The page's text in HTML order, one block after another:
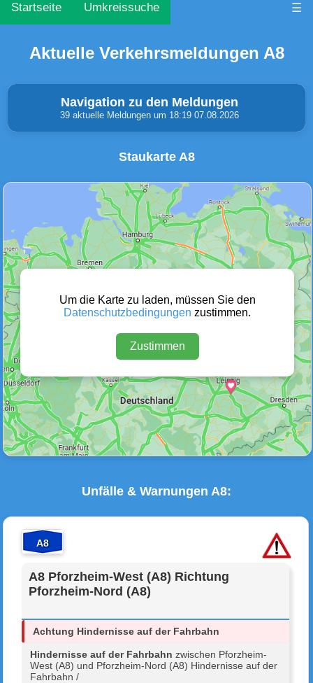
Startseite Umkreissuche ☰
Aktuelle Verkehrsmeldungen A8
Navigation zu den Meldungen
39 aktuelle Meldungen um 18:19 07.08.2026
Unfälle & Warnungen Stau
(16)
Wetter Warnungen Sperrungen
Defektes Fahrzeug
Staukarte A8
Um die Karte zu laden, müssen Sie den
Datenschutzbedingungen zustimmen.
Zustimmen
Unfälle & Warnungen A8:
A8
A8 Pforzheim-West (A8) Richtung
Pforzheim-Nord (A8)
Achtung Hindernisse auf der Fahrbahn
Hindernisse auf der Fahrbahn zwischen Pforzheim-
West (A8) und Pforzheim-Nord (A8) Hindernisse auf der
Fahrbahn /